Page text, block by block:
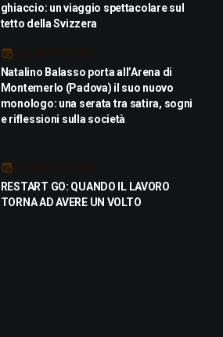
ghiaccio: un viaggio spettacolare sul
tetto della Svizzera
Luglio 21, 2026
Natalino Balasso porta all’Arena di
Montemerlo (Padova) il suo nuovo
monologo: una serata tra satira, sogni
e riflessioni sulla società
Luglio 21, 2026
RESTART GO: QUANDO IL LAVORO
TORNA AD AVERE UN VOLTO